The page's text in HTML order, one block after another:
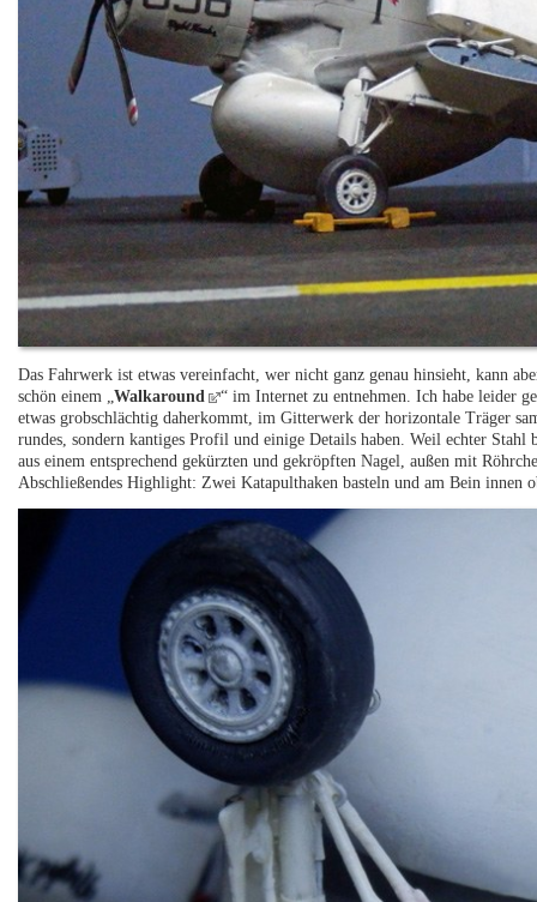
Das Fahrwerk ist etwas vereinfacht, wer nicht ganz genau hinsieht, kann
schön einem „Walkaround
“ im Internet zu entnehmen. Ich habe leider
etwas grobschlächtig daherkommt, im Gitterwerk der horizontale Träger
rundes, sondern kantiges Profil und einige Details haben. Weil echter Stahl
aus einem entsprechend gekürzten und gekröpften Nagel, außen mit
Abschließendes Highlight: Zwei Katapulthaken basteln und am Bein innen